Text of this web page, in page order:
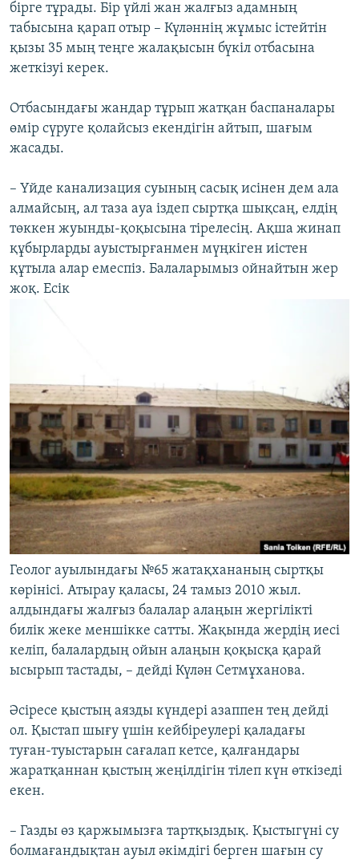
бірге тұрады. Бір үйлі жан жалғыз адамның
табысына қарап отыр – Күләннің жұмыс істейтін
қызы 35 мың теңге жалақысын бүкіл отбасына
жеткізуі керек.
Отбасындағы жандар тұрып жатқан баспаналары
өмір сүруге қолайсыз екендігін айтып, шағым
жасады.
– Үйде канализация суының сасық исінен дем ала
алмайсың, ал таза ауа іздеп сыртқа шықсаң, елдің
төккен жуынды-қоқысына тірелесің. Ақша жинап
құбырларды ауыстырғанмен мүңкіген иістен
құтыла алар емеспіз. Балаларымыз ойнайтын жер
жоқ. Есік
Геолог ауылындағы №65 жатақхананың сыртқы
көрінісі. Атырау қаласы, 24 тамыз 2010 жыл.
алдындағы жалғыз балалар алаңын жергілікті
билік жеке меншікке сатты. Жақында жердің иесі
келіп, балалардың ойын алаңын қоқысқа қарай
ысырып тастады, – дейді Күлән Сетмұханова.
Әсіресе қыстың аязды күндері азаппен тең дейді
ол. Қыстап шығу үшін кейбіреулері қаладағы
туған-туыстарын сағалап кетсе, қалғандары
жаратқаннан қыстың жеңілдігін тілеп күн өткізеді
екен.
– Газды өз қаржымызға тартқыздық. Қыстыгүні су
болмағандықтан ауыл әкімдігі берген шағын су